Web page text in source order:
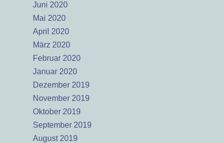
Juni 2020
Mai 2020
April 2020
März 2020
Februar 2020
Januar 2020
Dezember 2019
November 2019
Oktober 2019
September 2019
August 2019